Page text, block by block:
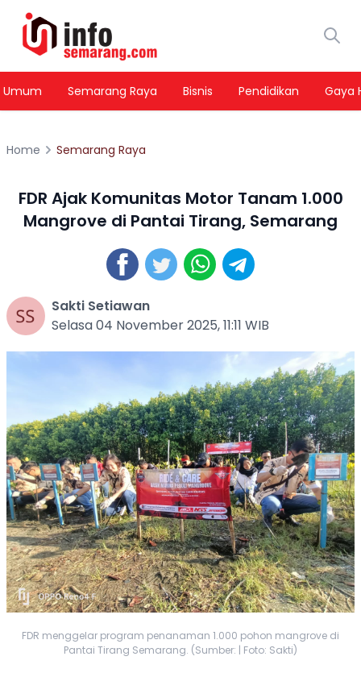
Umum Semarang Raya Bisnis Pendidikan Gaya
Home Semarang Raya
FDR Ajak Komunitas Motor Tanam 1.000
Mangrove di Pantai Tirang, Semarang
Sakti Setiawan
Selasa 04 November 2025, 11:11 WIB
FDR menggelar program penanaman 1.000 pohon mangrove di
Pantai Tirang Semarang. (Sumber: | Foto: Sakti)